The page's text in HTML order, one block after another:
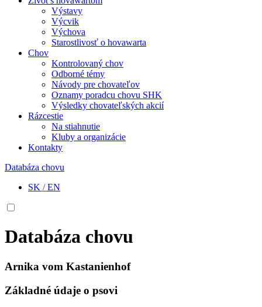
Výstavy
Výcvik
Výchova
Starostlivosť o hovawarta
Chov
Kontrolovaný chov
Odborné témy
Návody pre chovateľov
Oznamy poradcu chovu SHK
Výsledky chovateľských akcií
Rázcestie
Na stiahnutie
Kluby a organizácie
Kontakty
Databáza chovu
SK /EN
Databáza chovu
Arnika vom Kastanienhof
Základné údaje o psovi